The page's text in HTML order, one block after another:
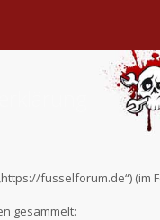
fusselforum.de“)
gesammelt: